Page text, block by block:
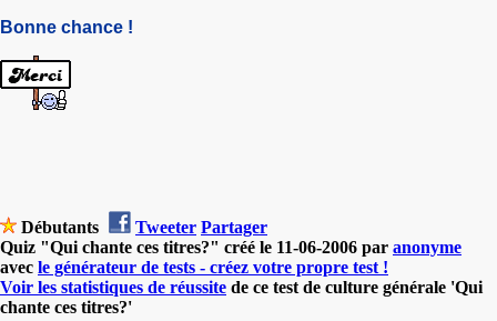
Bonne chance !
Débutants Tweeter Partager
Quiz "Qui chante ces titres?" créé le 11-06-2006 par anonyme
avec le générateur de tests - créez votre propre test !
Voir les statistiques de réussite de ce test de culture générale 'Qui
chante ces titres?'